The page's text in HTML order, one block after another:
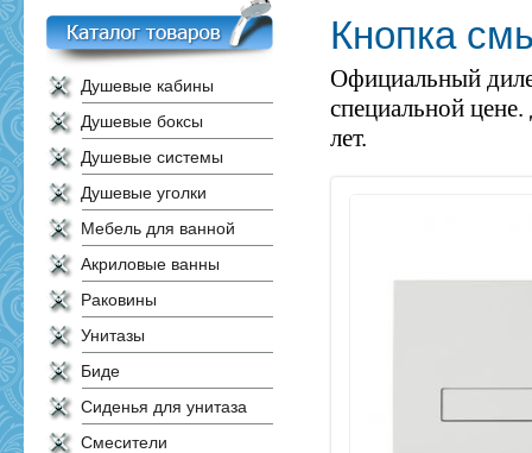
Душевые кабины
Душевые боксы
Душевые системы
Душевые уголки
Мебель для ванной
Акриловые ванны
Раковины
Унитазы
Биде
Сиденья для унитаза
Смесители
Кнопка
Официальный
специальной
лет.